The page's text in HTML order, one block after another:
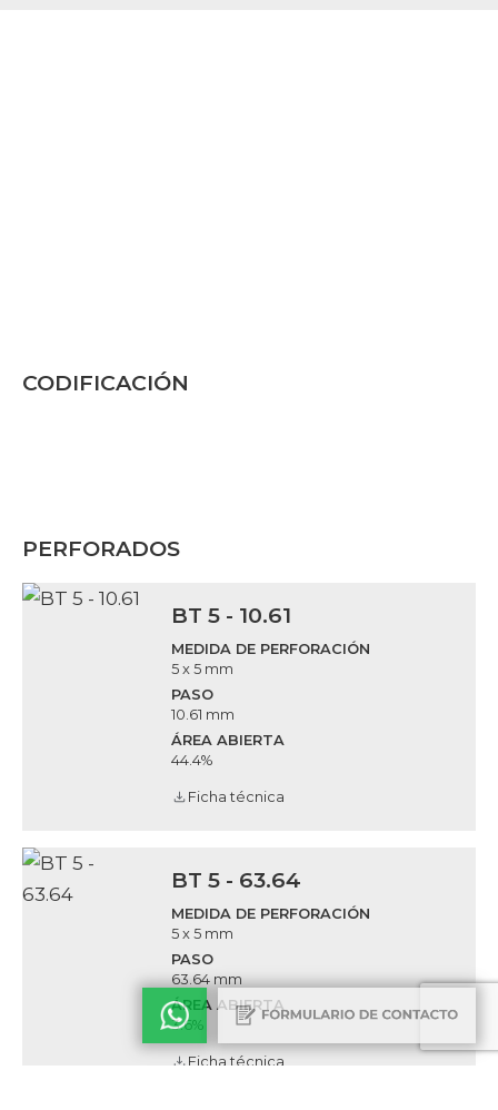
CODIFICACIÓN
PERFORADOS
BT 5 - 10.61
MEDIDA DE PERFORACIÓN
5 x 5 mm
PASO
10.61 mm
ÁREA ABIERTA
44.4%
Ficha técnica
BT 5 - 63.64
MEDIDA DE PERFORACIÓN
5 x 5 mm
PASO
63.64 mm
ÁREA ABIERTA
3.6%
Ficha técnica